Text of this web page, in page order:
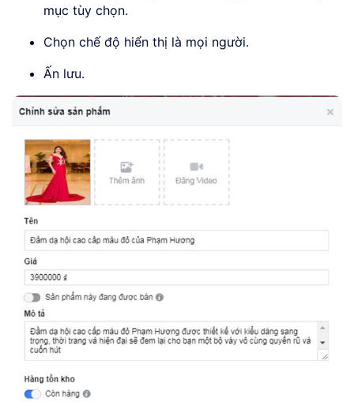
mục tùy chọn.
Chọn chế độ hiển thị là mọi người.
Ấn lưu.